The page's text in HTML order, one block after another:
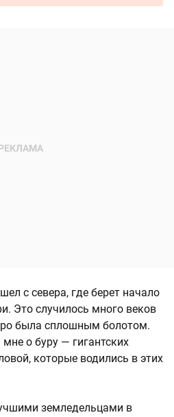
с севера, где берет начало
Это случилось много веков
была сплошным болотом.
о буру — гигантских
которые водились в этих
земледельцами в